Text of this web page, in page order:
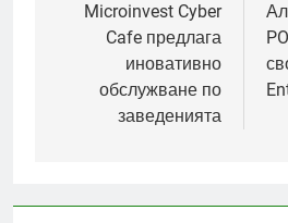
navigation
Microinvest Cyber
Cafe предлага
иновативно
обслужване по
заведенията